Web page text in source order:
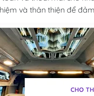
và thân thiện để